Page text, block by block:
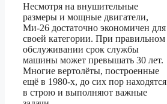
Несмотря на внушительные
размеры и мощные двигатели,
Ми-26 достаточно экономичен для
своей категории. При правильном
обслуживании срок службы
машины может превышать 30 лет.
Многие вертолёты, построенные
ещё в 1980-х, до сих пор находятся
в строю и выполняют важные